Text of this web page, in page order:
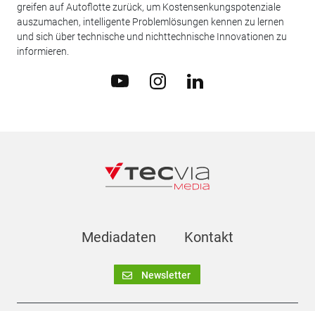
greifen auf Autoflotte zurück, um Kostensenkungspotenziale
auszumachen, intelligente Problemlösungen kennen zu lernen
und sich über technische und nichttechnische Innovationen zu
informieren.
Mediadaten Kontakt
Newsletter